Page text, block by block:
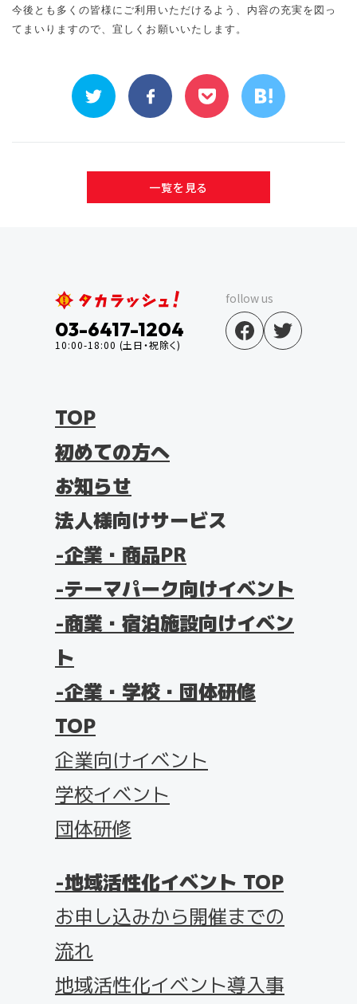
今後とも多くの皆様にご利用いただけるよう、内容の充実を図っ
てまいりますので、宜しくお願いいたします。
一覧を見る
03-6417-1204
10:00-18:00 (土日・祝除く)
follow us
TOP
初めての方へ
お知らせ
法人様向けサービス
企業・商品PR
テーマパーク向けイベント
商業・宿泊施設向けイベン
ト
企業・学校・団体研修
TOP
企業向けイベント
学校イベント
団体研修
地域活性化イベント TOP
お申し込みから開催までの
流れ
地域活性化イベント導入事